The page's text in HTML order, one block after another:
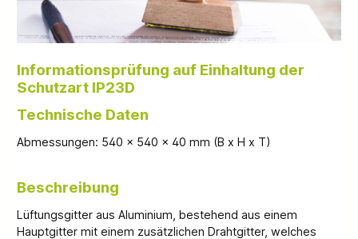
Informationsprüfung auf Einhaltung der
Schutzart IP23D
Technische Daten
Abmessungen: 540 x 540 x 40 mm (B x H x T)
Beschreibung
Lüftungsgitter aus Aluminium, bestehend aus einem
Hauptgitter mit einem zusätzlichen Drahtgitter, welches